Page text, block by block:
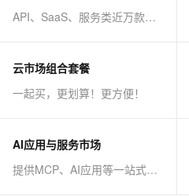
API、SaaS、服务类近万款商品免费试！
云市场组合套餐
一起买，更划算！更方便！
AI应用与服务市场
提供MCP、AI应用等一站式AI解决方案